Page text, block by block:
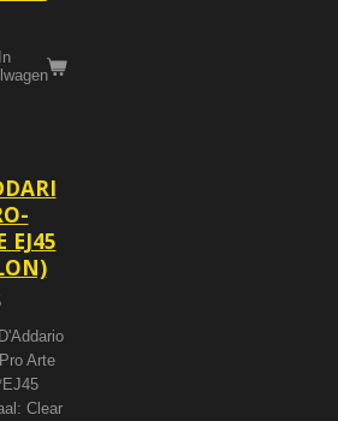
In
EJ45
Arte
Clear